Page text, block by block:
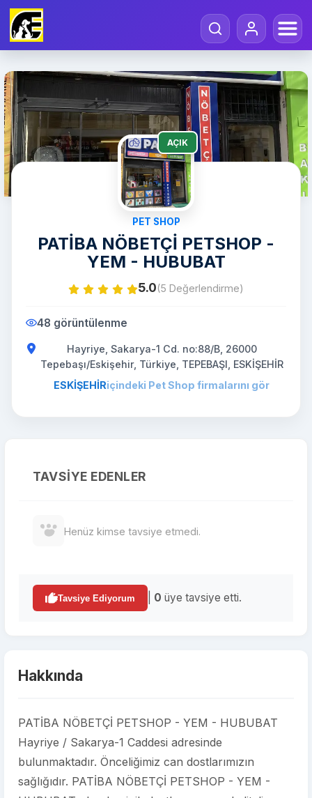
AÇIK
PET SHOP
PATİBA NÖBETÇİ PETSHOP -
YEM - HUBUBAT
5.0(5 Değerlendirme)
48 görüntülenme
Hayriye, Sakarya-1 Cd. no:88/B, 26000
Tepebaşı/Eskişehir, Türkiye, TEPEBAŞI, ESKİŞEHİR
ESKİŞEHİRiçindeki Pet Shop firmalarını gör
TAVSIYE EDENLER
Henüz kimse tavsiye etmedi.
Tavsiye Ediyorum 0 üye tavsiye etti.
Hakkında
PATİBA NÖBETÇİ PETSHOP - YEM - HUBUBAT
Hayriye / Sakarya-1 Caddesi adresinde
bulunmaktadır. Önceliğimiz can dostlarımızın
sağlığıdır. PATİBA NÖBETÇİ PETSHOP - YEM -